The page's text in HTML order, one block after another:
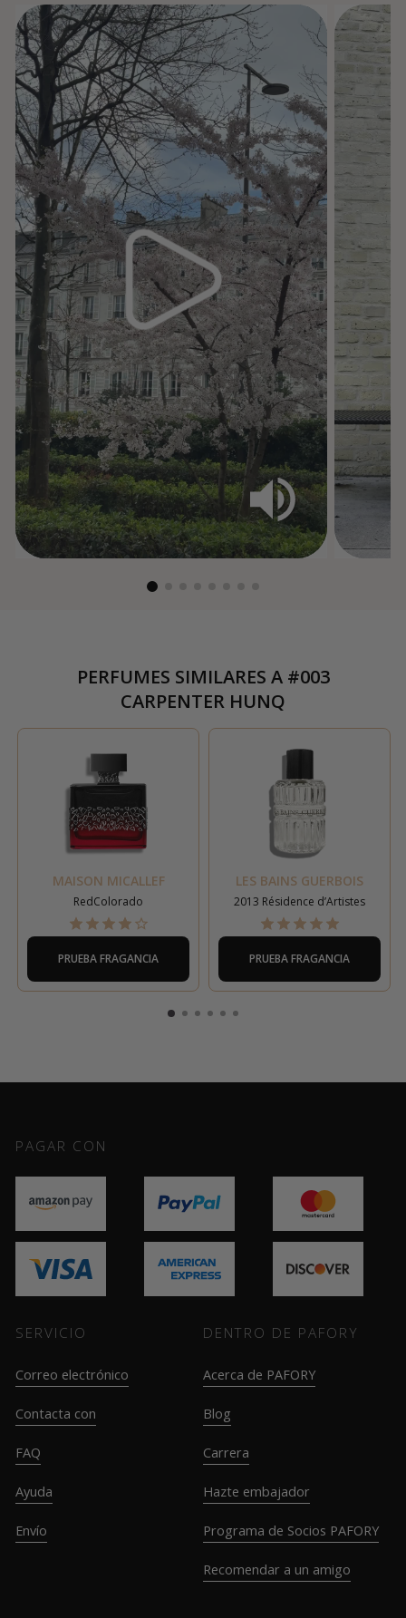
PERFUMES SIMILARES A#003
CARPENTER HUNQ
MAISON MICALLEF
RedColorado
PRUEBA FRAGANCIA
LES BAINS GUERBOIS
2013 Résidence d’Artistes
PRUEBA FRAGANCIA
PAGAR CON
SERVICIO
Correo electrónico
Contacta con
FAQ
Ayuda
Envío
DENTRO DE PAFORY
Acerca de PAFORY
Blog
Carrera
Hazte embajador
Programa de Socios PAFORY
Recomendar a un amigo